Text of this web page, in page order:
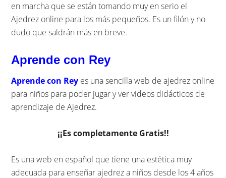
en marcha que se están tomando muy en serio el
Ajedrez online para los más pequeños. Es un filón y no
dudo que saldrán más en breve.
Aprende con Rey
Aprende con Rey es una sencilla web de ajedrez online
para niños para poder jugar y ver videos didácticos de
aprendizaje de Ajedrez.
¡¡Es completamente Gratis!!
Es una web en español que tiene una estética muy
adecuada para enseñar ajedrez a niños desde los 4 años